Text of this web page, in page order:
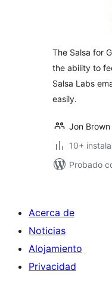
The Salsa for
the ability to
Salsa Labs
easily.
Jon
10+
Probado
Acerca de
Noticias
Alojamiento
Privacidad